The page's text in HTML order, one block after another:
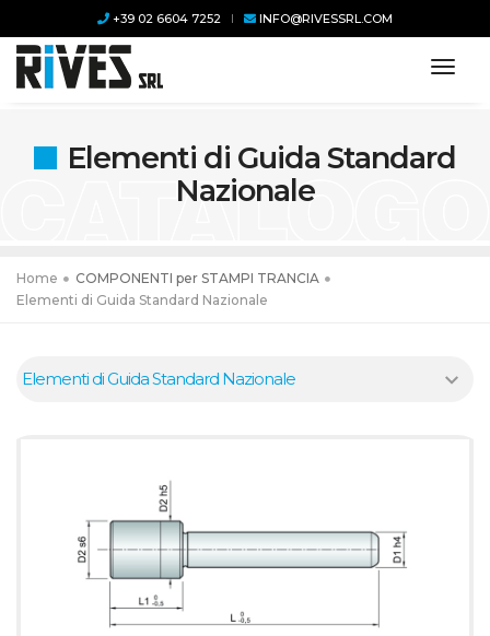
+39 02 6604 7252 INFO@RIVESSRL.COM
Elementi di Guida Standard
Nazionale
Home
COMPONENTI per STAMPI TRANCIA
Elementi di Guida Standard Nazionale